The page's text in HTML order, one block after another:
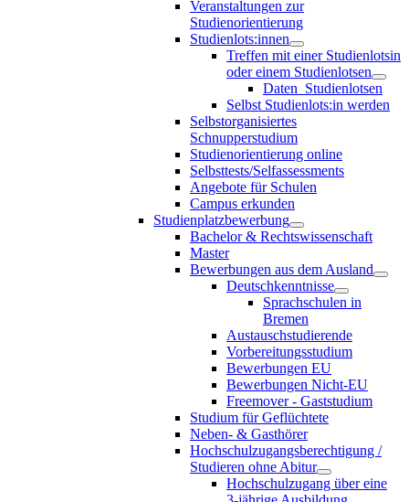
Veranstaltungen zur
Studienorientierung
Studienlots:innen
Treffen mit einer Studienlotsin
oder einem Studienlotsen
Daten_Studienlotsen
Selbst Studienlots:in werden
Selbstorganisiertes
Schnupperstudium
Studienorientierung online
Selbsttests/Selfassessments
Angebote für Schulen
Campus erkunden
Studienplatzbewerbung
Bachelor & Rechtswissenschaft
Master
Bewerbungen aus dem Ausland
Deutschkenntnisse
Sprachschulen in
Bremen
Austauschstudierende
Vorbereitungsstudium
Bewerbungen EU
Bewerbungen Nicht-EU
Freemover - Gaststudium
Studium für Geflüchtete
Neben- & Gasthörer
Hochschulzugangsberechtigung /
Studieren ohne Abitur
Hochschulzugang über eine